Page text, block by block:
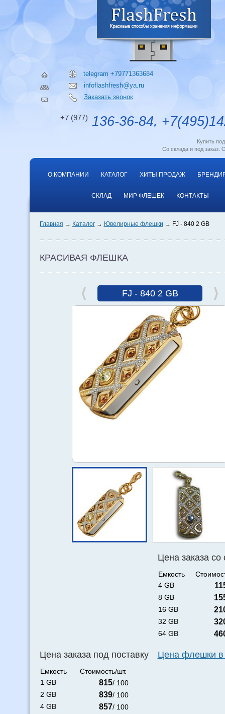
telegram +79771363684
infoflashfresh@ya.ru
Заказать звонок
+7 (977) 136-36-84,
Купить
Со склада и под заказ.
О КОМПАНИИ КАТАЛОГ ХИТЫ ПРОДАЖ
СКЛАД МИР ФЛЕШЕК КОНТАКТЫ
Главная Каталог Ювелирные флешки FJ - 840 2 GB
КРАСИВАЯ ФЛЕШКА
FJ - 840 2 GB
Цена заказа под поставку
Емкость
Стоимость/шт.
1 GB
815/ 100
2 GB
839/ 100
4 GB
857/ 100
Цена заказа со
Емкость
4 GB
8 GB
16 GB
32 GB
64 GB
Цена флешки в